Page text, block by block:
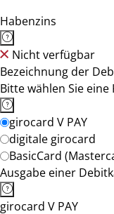
Habenzins
Nicht verfügbar
Bezeichnung der
Bitte wählen Sie eine
girocard V PAY
digitale girocard
BasicCard
Ausgabe einer
girocard V PAY